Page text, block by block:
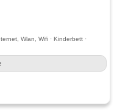
Wlan, Wifi · Kinderbett ·